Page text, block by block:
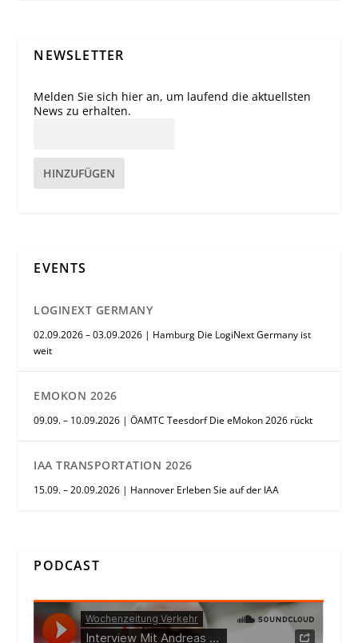
NEWSLETTER
Melden Sie sich hier an, um laufend die aktuellsten
News zu erhalten.
HINZUFÜGEN
EVENTS
LOGINEXT GERMANY
02.09.2026 – 03.09.2026 | Hamburg Die LogiNext Germany ist
weit
EMOKON 2026
09.09. – 10.09.2026 | ÖAMTC Teesdorf Die eMokon 2026 rückt
IAA TRANSPORTATION 2026
15.09. – 20.09.2026 | Hannover Erleben Sie auf der IAA
PODCAST